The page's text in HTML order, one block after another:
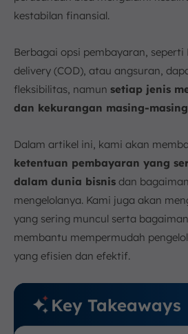
kestabilan finansial.
Berbagai opsi pembayaran, seperti
delivery (COD), atau angsuran,
fleksibilitas, namun setiap jenis
dan kekurangan masing-
Dalam artikel ini, kami akan
ketentuan pembayaran yang
dalam dunia bisnis dan
mengelolanya. Kami juga akan
yang sering muncul serta
membantu mempermudah
yang efisien dan efektif.
Key Takeaways